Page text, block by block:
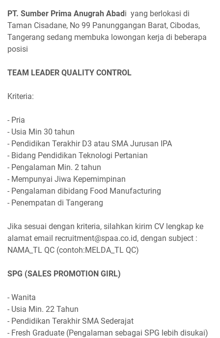
PT. Sumber Prima Anugrah Abadi yang berlokasi di
Taman Cisadane, No 99 Panunggangan Barat, Cibodas,
Tangerang sedang membuka lowongan kerja di beberapa
posisi
TEAM LEADER QUALITY CONTROL
Kriteria:
- Pria
- Usia Min 30 tahun
- Pendidikan Terakhir D3 atau SMA Jurusan IPA
- Bidang Pendidikan Teknologi Pertanian
- Pengalaman Min. 2 tahun
- Mempunyai Jiwa Kepemimpinan
- Pengalaman dibidang Food Manufacturing
- Penempatan di Tangerang
Jika sesuai dengan kriteria, silahkan kirim CV lengkap ke
alamat email recruitment@spaa.co.id, dengan subject :
NAMA_TL QC (contoh:MELDA_TL QC)
SPG (SALES PROMOTION GIRL)
- Wanita
- Usia Min. 22 Tahun
- Pendidikan Terakhir SMA Sederajat
- Fresh Graduate (Pengalaman sebagai SPG lebih disukai)